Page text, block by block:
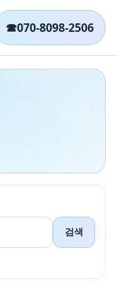
☎070-8098-2506
검색